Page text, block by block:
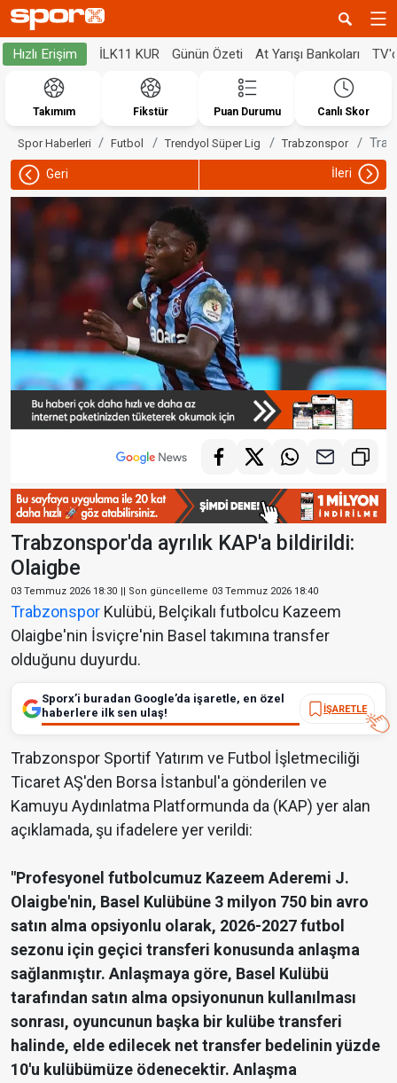
Hızlı Erişim İLK11 KUR Günün Özeti At Yarışı Bankoları
Takımım Fikstür Puan Durumu Canlı Skor
Spor Haberleri Futbol Trendyol Süper Lig Trabzonspor
Geri İleri
Trabzonspor'da ayrılık KAP'a bildirildi:
Olaigbe
03 Temmuz 2026 18:30 || Son güncelleme 03 Temmuz 2026 18:40
Trabzonspor Kulübü, Belçikalı futbolcu Kazeem
Olaigbe'nin İsviçre'nin Basel takımına transfer
olduğunu duyurdu.
Sporx’i buradan Google’da işaretle, en özel
haberlere ilk sen ulaş!
İŞARETLE
Trabzonspor Sportif Yatırım ve Futbol İşletmeciliği
Ticaret AŞ'den Borsa İstanbul'a gönderilen ve
Kamuyu Aydınlatma Platformunda da (KAP) yer alan
açıklamada, şu ifadelere yer verildi:
"Profesyonel futbolcumuz Kazeem Aderemi J.
Olaigbe'nin, Basel Kulübüne 3 milyon 750 bin avro
satın alma opsiyonlu olarak, 2026-2027 futbol
sezonu için geçici transferi konusunda anlaşma
sağlanmıştır. Anlaşmaya göre, Basel Kulübü
tarafından satın alma opsiyonunun kullanılması
sonrası, oyuncunun başka bir kulübe transferi
halinde, elde edilecek net transfer bedelinin yüzde
10'u kulübümüze ödenecektir. Anlaşma